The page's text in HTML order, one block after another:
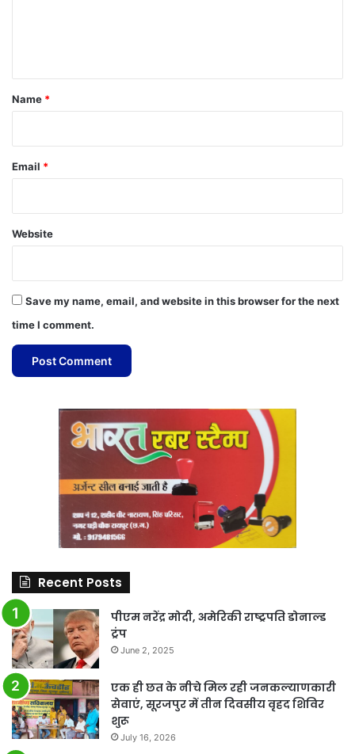
*
Name *
Email *
Website
Save my name, email, and website in this browser for the next
time I comment.
Recent Posts
पीएम नरेंद्र मोदी, अमेरिकी राष्ट्रपति डोनाल्ड
ट्रंप
June 2, 2025
एक ही छत के नीचे मिल रही जनकल्याणकारी
सेवाएं, सूरजपुर में तीन दिवसीय वृहद शिविर
शुरू
July 16, 2026